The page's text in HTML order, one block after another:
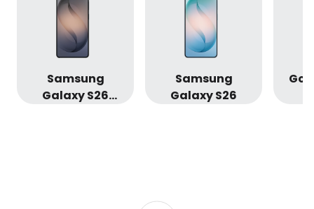
Samsung
Galaxy S26
Samsung
Galaxy S26